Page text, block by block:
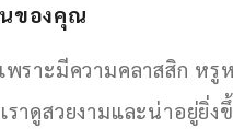
นของคุณ
พราะมีความคลาสสิก ห
าดูสวยงามและน่าอยู่ยิ่ง